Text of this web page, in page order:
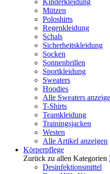
Kinderkleidung
Mützen
Poloshirts
Regenkleidung
Schals
Sicherheitskleidung
Socken
Sonnenbrillen
Sportkleidung
Sweaters
Hoodies
Alle Sweaters
T-Shirts
Teamkleidung
Trainingsjacken
Westen
Alle Artikel anzeigen
Körperpflege
Zurück zu allen Kategorien
Desinfektionsmittel